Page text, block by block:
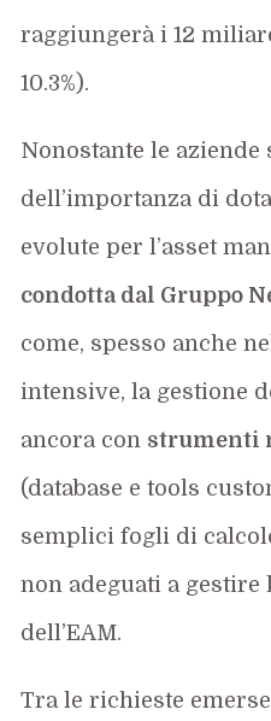
raggiungerà i 12
10.3%).
Nonostante le aziende
dell’importanza di
evolute per l’asset
condotta dal Gruppo
come, spesso anche
intensive, la gestione
ancora con strumenti
(database e tools
semplici fogli di
non adeguati a gestire
dell’EAM.
Tra le richieste